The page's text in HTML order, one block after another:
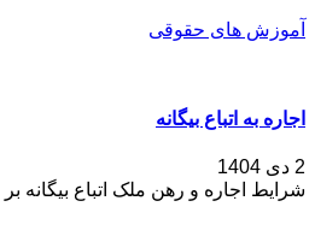
آموزش های حقوقی
اجاره به اتباع بیگانه
2 دی 1404
شرایط اجاره و رهن ملک اتباع بیگانه